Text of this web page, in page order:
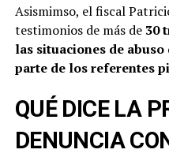
Asismimso, el fiscal
testimonios de más de 30
las situaciones de
parte de los referentes
QUÉ DICE LA
DENUNCIA